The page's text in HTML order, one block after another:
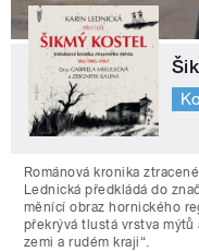
Románová kronika
Lednická předkládá do
měnící obraz hornického
překrývá tlustá vrstva
zemi a rudém kraji“.